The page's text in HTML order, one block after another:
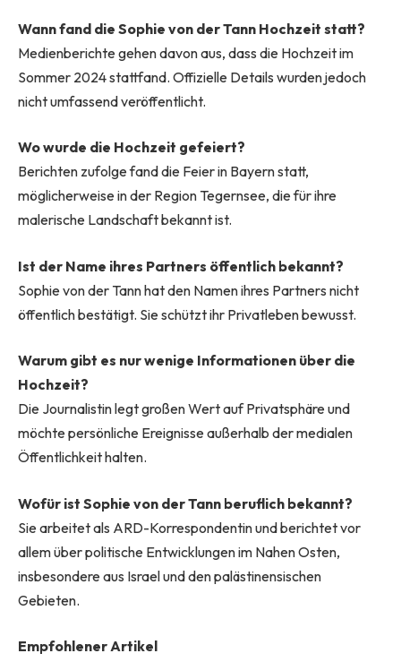
Wann fand die Sophie von der Tann Hochzeit statt?
Medienberichte gehen davon aus, dass die Hochzeit im
Sommer 2024 stattfand. Offizielle Details wurden jedoch
nicht umfassend veröffentlicht.
Wo wurde die Hochzeit gefeiert?
Berichten zufolge fand die Feier in Bayern statt,
möglicherweise in der Region Tegernsee, die für ihre
malerische Landschaft bekannt ist.
Ist der Name ihres Partners öffentlich bekannt?
Sophie von der Tann hat den Namen ihres Partners nicht
öffentlich bestätigt. Sie schützt ihr Privatleben bewusst.
Warum gibt es nur wenige Informationen über die
Hochzeit?
Die Journalistin legt großen Wert auf Privatsphäre und
möchte persönliche Ereignisse außerhalb der medialen
Öffentlichkeit halten.
Wofür ist Sophie von der Tann beruflich bekannt?
Sie arbeitet als ARD-Korrespondentin und berichtet vor
allem über politische Entwicklungen im Nahen Osten,
insbesondere aus Israel und den palästinensischen
Gebieten.
Empfohlener Artikel